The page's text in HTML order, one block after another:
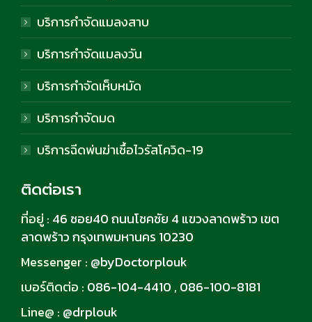
บริการกำจัดแมลงสาบ
บริการกำจัดแมลงวัน
บริการกำจัดเห็บหมัด
บริการกำจัดมด
บริการฉีดพ่นฆ่าเชื้อไวรัสโควิด-19
ติดต่อเรา
ที่อยู่ : 46 ซอย40 ถนนโชคชัย 4 แขวงลาดพร้าว เขต
ลาดพร้าว กรุงเทพมหานคร 10230
Messenger : @byDoctorplouk
เบอร์ติดต่อ : 086-104-4410 , 086-100-8181
Line@ : @drplouk